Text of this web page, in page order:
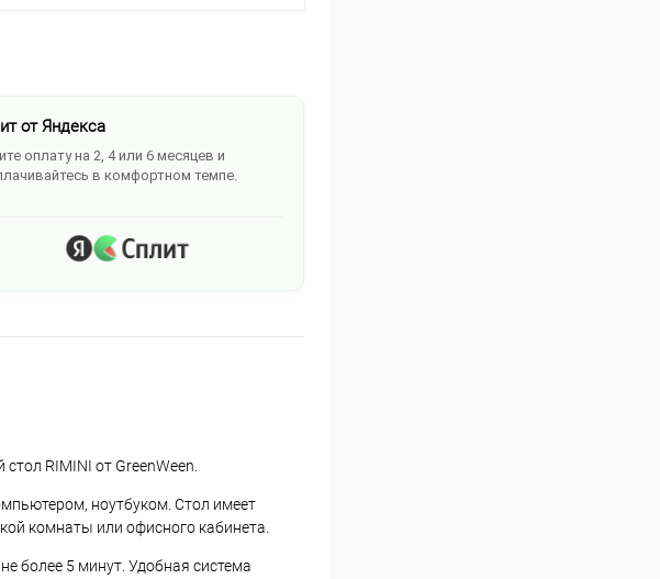
от Яндекса
оплату на 2, 4 или 6 месяцев и
в комфортном темпе.
RIMINI от GreenWeen.
ноутбуком. Стол имеет
комнаты или офисного кабинета.
более 5 минут. Удобная система